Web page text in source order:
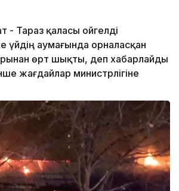
- Тараз қаласы Қойгелді
үйдің аумағында орналасқан
өрт шықты, деп хабарлайды
жағдайлар министрлігіне